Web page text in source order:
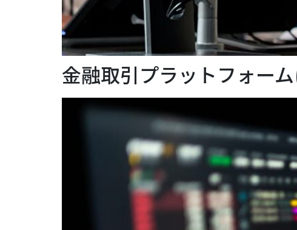
金融取引プラットフォー